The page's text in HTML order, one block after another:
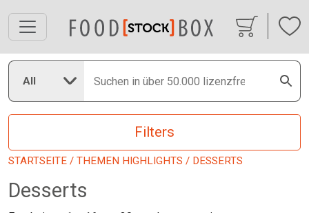
All
Filters
STARTSEITE / THEMEN HIGHLIGHTS / DESSERTS
Desserts